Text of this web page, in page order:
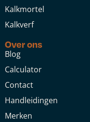
Kalkmortel
Kalkverf
Over ons
Blog
Calculator
Contact
Handleidingen
Merken